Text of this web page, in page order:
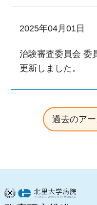
2025年04月01日
治験審査委員会 委
更新しました。
過去のア